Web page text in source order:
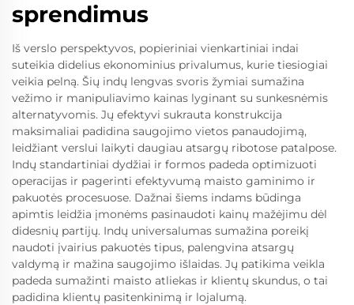
sprendimus
Iš verslo perspektyvos, popieriniai vienkartiniai indai
suteikia didelius ekonominius privalumus, kurie tiesiogiai
veikia pelną. Šių indų lengvas svoris žymiai sumažina
vežimo ir manipuliavimo kainas lyginant su sunkesnėmis
alternatyvomis. Jų efektyvi sukrauta konstrukcija
maksimaliai padidina saugojimo vietos panaudojimą,
leidžiant verslui laikyti daugiau atsargų ribotose patalpose.
Indų standartiniai dydžiai ir formos padeda optimizuoti
operacijas ir pagerinti efektyvumą maisto gaminimo ir
pakuotės procesuose. Dažnai šiems indams būdinga
apimtis leidžia įmonėms pasinaudoti kainų mažėjimu dėl
didesnių partijų. Indų universalumas sumažina poreikį
naudoti įvairius pakuotės tipus, palengvina atsargų
valdymą ir mažina saugojimo išlaidas. Jų patikima veikla
padeda sumažinti maisto atliekas ir klientų skundus, o tai
padidina klientų pasitenkinimą ir lojalumą.